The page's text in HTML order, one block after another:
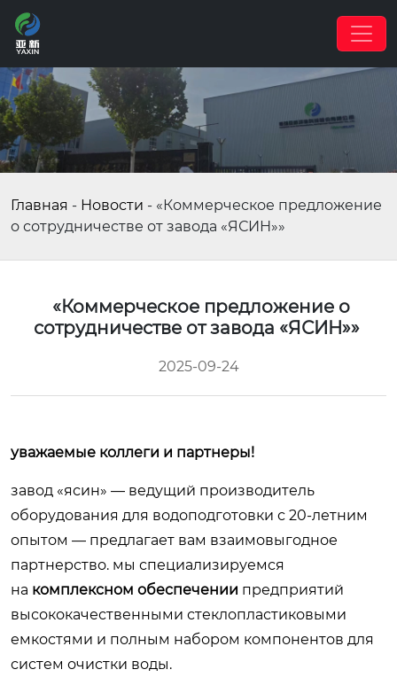
Главная - Новости - «Коммерческое предложение
о сотрудничестве от завода «ЯСИН»»
«Коммерческое предложение о
сотрудничестве от завода «ЯСИН»»
2025-09-24
уважаемые коллеги и партнеры!
завод «ясин» — ведущий производитель
оборудования для водоподготовки с 20-летним
опытом — предлагает вам взаимовыгодное
партнерство. мы специализируемся
на комплексном обеспечении предприятий
высококачественными стеклопластиковыми
емкостями и полным набором компонентов для
систем очистки воды.